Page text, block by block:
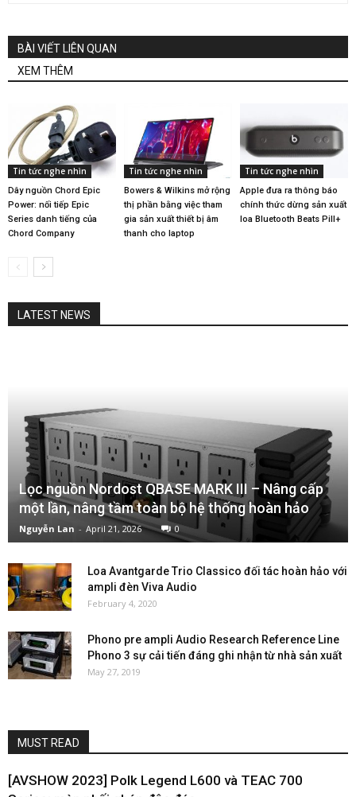
BÀI VIẾT LIÊN QUAN
XEM THÊM
Tin tức nghe nhìn
Dây nguồn Chord Epic
Power: nối tiếp Epic
Series danh tiếng của
Chord Company
Tin tức nghe nhìn
Bowers & Wilkins mở rộng
thị phần bằng việc tham
gia sản xuất thiết bị âm
thanh cho laptop
Tin tức nghe nhìn
Apple đưa ra thông báo
chính thức dừng sản xuất
loa Bluetooth Beats Pill+
LATEST NEWS
Lọc nguồn Nordost QBASE MARK III – Nâng cấp
một lần, nâng tầm toàn bộ hệ thống hoàn hảo
Nguyễn Lan - April 21, 2026 0
Loa Avantgarde Trio Classico đối tác hoàn hảo với
ampli đèn Viva Audio
February 4, 2020
Phono pre ampli Audio Research Reference Line
Phono 3 sự cải tiến đáng ghi nhận từ nhà sản xuất
May 27, 2019
MUST READ
[AVSHOW 2023] Polk Legend L600 và TEAC 700